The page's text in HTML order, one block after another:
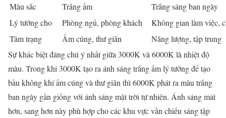
Màu sắc Trắng ấm
Trắng sáng ban ngày
Lý tưởng cho
Phòng ngủ, phòng khách
Không gian làm việc,
Tâm trạng
Ấm cúng, thư giãn
Năng lượng, tập trung
Sự khác biệt đáng chú ý nhất giữa 3000K và 6000K là nhiệt độ
màu. Trong khi 3000K tạo ra ánh sáng trắng ấm lý tưởng để tạo
bầu không khí ấm cúng và thư giãn thì 6000K phát ra màu trắng
ban ngày gần giống với ánh sáng mặt trời tự nhiên. Ánh sáng mát
hơn, sang hơn này phù hợp cho các khu vực vần chiếu sáng tập